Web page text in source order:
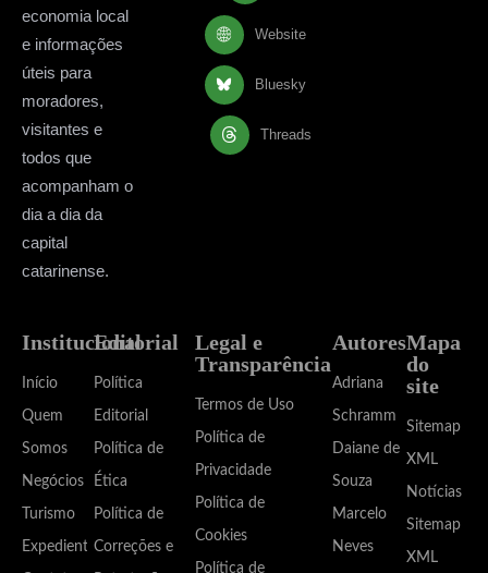
economia local
e informações
úteis para
moradores,
visitantes e
todos que
acompanham o
dia a dia da
capital
catarinense.
Website
Bluesky
Threads
Institucional
Início
Quem
Somos
Negócios
Turismo
Expediente
Editorial
Política
Editorial
Política de
Ética
Política de
Correções e
Legal e
Transparência
Termos de Uso
Política de
Privacidade
Política de
Cookies
Política de
Autores
Adriana
Schramm
Daiane de
Souza
Marcelo
Neves
Mapa
do
site
Sitemap
XML
Notícias
Sitemap
XML